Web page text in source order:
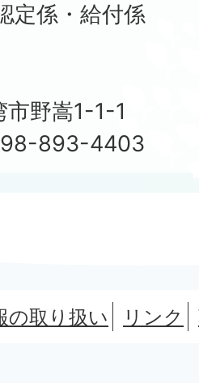
定係・給付係
野嵩1-1-1
893-4403
の取り扱い リンク